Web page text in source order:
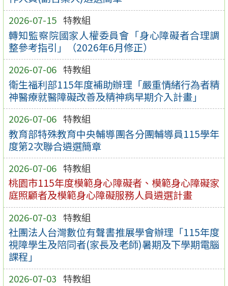
2026-07-15 特教組
轉知監察院國家人權委員會「身心障礙者合理調
整參考指引」（2026年6月修正）
2026-07-06 特教組
衛生福利部115年度補助辦理「嚴重情緒行為者精
神醫療就醫障礙改善及精神病早期介入計畫」
2026-07-06 特教組
教育部特殊教育中央輔導團各分團輔導員115學年
度第2次聯合遴選簡章
2026-07-06 特教組
桃園市115年度模範身心障礙者、模範身心障礙家
庭照顧者及模範身心障礙服務人員遴選計畫
2026-07-03 特教組
社團法人台灣數位有聲書推展學會辦理「115年度
視障學生及陪同者(家長及老師)暑期及下學期電腦
課程」
2026-07-03 特教組